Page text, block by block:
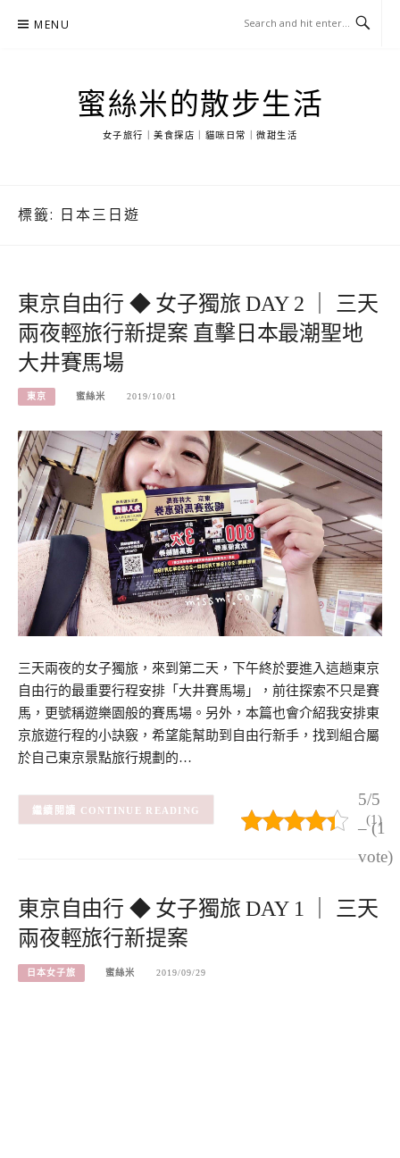
MENU
蜜絲米的散步生活
女子旅行｜美食探店｜貓咪日常｜微甜生活
標籤: 日本三日遊
東京自由行 ◆ 女子獨旅 DAY 2 ｜ 三天
兩夜輕旅行新提案 直擊日本最潮聖地
大井賽馬場
東京 蜜絲米 2019/10/01
三天兩夜的女子獨旅，來到第二天，下午終於要進入這趟東京
自由行的最重要行程安排「大井賽馬場」，前往探索不只是賽
馬，更號稱遊樂園般的賽馬場。另外，本篇也會介紹我安排東
京旅遊行程的小訣竅，希望能幫助到自由行新手，找到組合屬
於自己東京景點旅行規劃的…
5/5
– (1
vote)
(1)
CONTINUE READING
東京自由行 ◆ 女子獨旅 DAY 1 ｜ 三天
兩夜輕旅行新提案
日本女子旅 蜜絲米 2019/09/29